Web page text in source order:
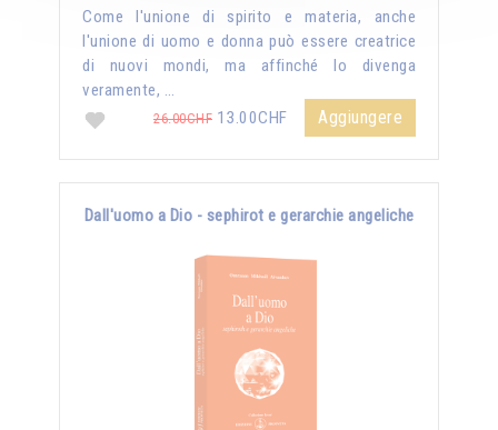
Come l'unione di spirito e materia, anche
l'unione di uomo e donna può essere creatrice
di nuovi mondi, ma affinché lo divenga
veramente, …
26.00CHF 13.00CHF Aggiungere
Dall'uomo a Dio - sephirot e gerarchie angeliche